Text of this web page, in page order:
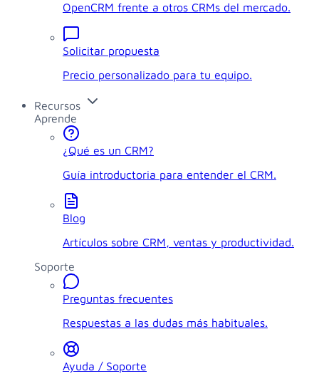
OpenCRM frente a otros CRMs del mercado.
Solicitar propuesta
Precio personalizado para tu equipo.
Recursos
Aprende
¿Qué es un CRM?
Guía introductoria para entender el CRM.
Blog
Artículos sobre CRM, ventas y productividad.
Soporte
Preguntas frecuentes
Respuestas a las dudas más habituales.
Ayuda / Soporte